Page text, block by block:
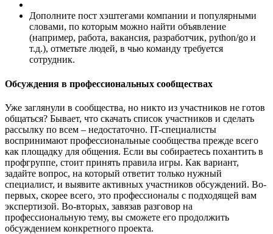
Дополните пост хэштегами компании и популярными
словами, по которым можно найти объявление
(например, работа, вакансия, разработчик, python/go и
т.д.), отметьте людей, в чью команду требуется
сотрудник.
Обсуждения в профессиональных сообществах
Уже заглянули в сообщества, но никто из участников не готов
общаться? Бывает, что скачать список участников и сделать
рассылку по всем – недостаточно. IT-специалисты
воспринимают профессиональные сообщества прежде всего
как площадку для общения. Если вы собираетесь похантить в
профгруппе, стоит принять правила игры. Как вариант,
задайте вопрос, на который ответит только нужный
специалист, и выявите активных участников обсуждений. Во-
первых, скорее всего, это профессионалы с подходящей вам
экспертизой. Во-вторых, завязав разговор на
профессиональную тему, вы сможете его продолжить
обсуждением конкретного проекта.